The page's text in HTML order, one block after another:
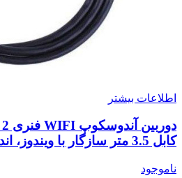
اطلاعات بیشتر
کابل 3.5 متر سازگار با ویندوز، اندروید و IOS
ناموجود